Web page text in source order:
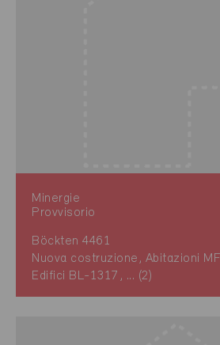
Minergie
Provvisorio
Böckten 4461
Nuova costruzione, Abitazioni MF
Edifici BL-1317, ... (2)